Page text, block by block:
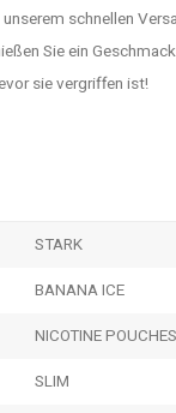
schnellen
Sie ein
sie vergriffen ist!
STARK
BANANA ICE
NICOTINE POUCHES
SLIM